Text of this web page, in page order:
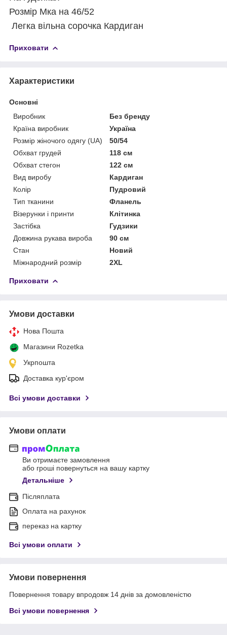
Розмір Мка на 46/52
Легка вільна сорочка Кардиган
Приховати
Характеристики
Основні
Виробник
Без бренду
Країна виробник
Україна
Розмір жіночого одягу (UA)
50/54
Обхват грудей
118 см
Обхват стегон
122 см
Вид виробу
Кардиган
Колір
Пудровий
Тип тканини
Фланель
Візерунки і принти
Клітинка
Застібка
Гудзики
Довжина рукава вироба
90 см
Стан
Новий
Міжнародний розмір
2XL
Приховати
Умови доставки
Нова Пошта
Магазини Rozetka
Укрпошта
Доставка кур'єром
Всі умови доставки
Умови оплати
Ви отримаєте замовлення
або гроші повернуться на вашу картку
Детальніше
Післяплата
Оплата на рахунок
переказ на картку
Всі умови оплати
Умови повернення
Повернення товару впродовж 14 днів за домовленістю
Всі умови повернення